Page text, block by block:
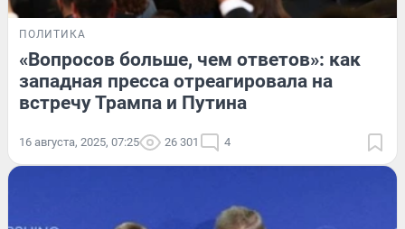
ПОЛИТИКА
«Вопросов больше, чем ответов»: как
западная пресса отреагировала на
встречу Трампа и Путина
16 августа, 2025, 07:25 26 301 4